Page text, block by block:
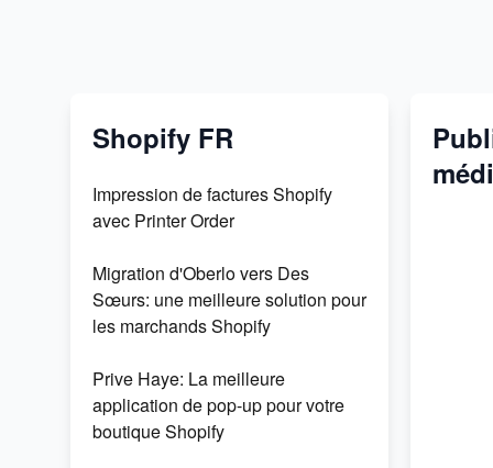
Shopify FR
Impression de factures Shopify
avec Printer Order
Migration d'Oberlo vers Des
Sœurs: une meilleure solution pour
les marchands Shopify
Prive Haye: La meilleure
application de pop-up pour votre
boutique Shopify